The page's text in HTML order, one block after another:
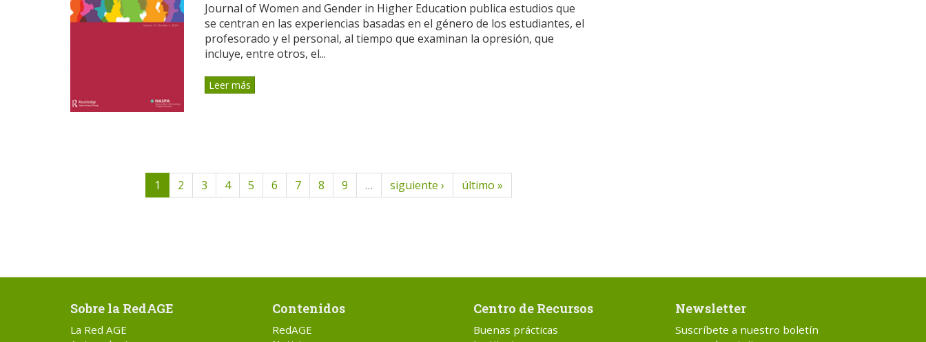
Journal of Women and Gender in Higher Education publica estudios que
se centran en las experiencias basadas en el género de los estudiantes, el
profesorado y el personal, al tiempo que examinan la opresión, que
incluye, entre otros, el...
Leer más
1 2 3 4 5 6 7 8 9 … siguiente › último »
Sobre la RedAGE
La Red AGE
Contenidos
RedAGE
Centro de Recursos
Buenas prácticas
Newsletter
Suscríbete a nuestro boletín